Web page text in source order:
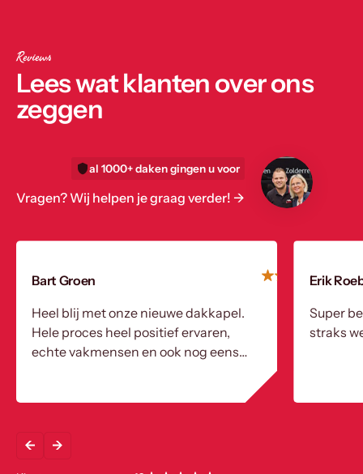
Reviews
Lees wat klanten over ons
zeggen
al 1000+ daken gingen u voor
Vragen? Wij helpen je graag verder! ->
Bart Groen
Heel blij met onze nieuwe dakkapel.
Hele proces heel positief ervaren,
echte vakmensen en ook nog eens
Erik
Super
straks